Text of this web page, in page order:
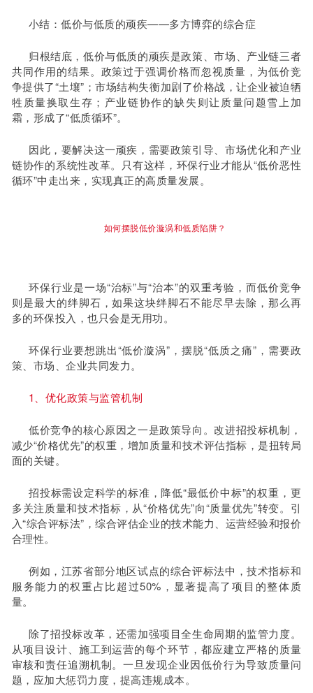
小结：低价与低质的顽疾——多方博弈的综合症
归根结底，低价与低质的顽疾是政策、市场、产业链三者
共同作用的结果。政策过于强调价格而忽视质量，为低价竞
争提供了“土壤”；市场结构失衡加剧了价格战，让企业被迫牺
牲质量换取生存；产业链协作的缺失则让质量问题雪上加
霜，形成了“低质循环”。
因此，要解决这一顽疾，需要政策引导、市场优化和产业
链协作的系统性改革。只有这样，环保行业才能从“低价恶性
循环”中走出来，实现真正的高质量发展。
如何摆脱低价漩涡和低质陷阱？
环保行业是一场“治标”与“治本”的双重考验，而低价竞争
则是最大的绊脚石，如果这块绊脚石不能尽早去除，那么再
多的环保投入，也只会是无用功。
环保行业要想跳出“低价漩涡”，摆脱“低质之痛”，需要政
策、市场、企业共同发力。
1、优化政策与监管机制
低价竞争的核心原因之一是政策导向。改进招投标机制，
减少“价格优先”的权重，增加质量和技术评估指标，是扭转局
面的关键。
招投标需设定科学的标准，降低“最低价中标”的权重，更
多关注质量和技术指标，从“价格优先”向“质量优先”转变。引
入“综合评标法”，综合评估企业的技术能力、运营经验和报价
合理性。
例如，江苏省部分地区试点的综合评标法中，技术指标和
服务能力的权重占比超过50%，显著提高了项目的整体质
量。
除了招投标改革，还需加强项目全生命周期的监管力度。
从项目设计、施工到运营的每个环节，都应建立严格的质量
审核和责任追溯机制。一旦发现企业因低价行为导致质量问
题，应加大惩罚力度，提高违规成本。